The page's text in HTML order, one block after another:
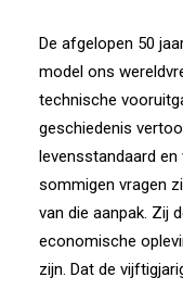
De afgelopen 50
model ons
technische
geschiedenis
levensstandaard
sommigen vragen
van die aanpak. Zij
economische
zijn. Dat de